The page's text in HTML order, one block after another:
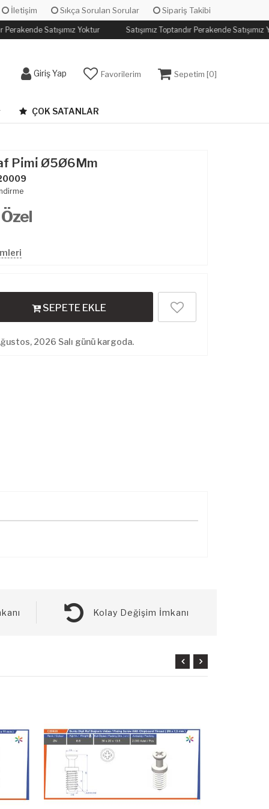
İletişim Sıkça Sorulan Sorular Sipariş Takibi
Perakende Satışımız Yoktur Satışımız Toptandır Perakende Satışımız
Giriş Yap Favorilerim Sepetim [0]
ÇOK SATANLAR
Pi̇mi̇ Ø5Ø6Mm
SEPETE EKLE
2026 Salı günü kargoda.
Kolay Değişim İmkanı